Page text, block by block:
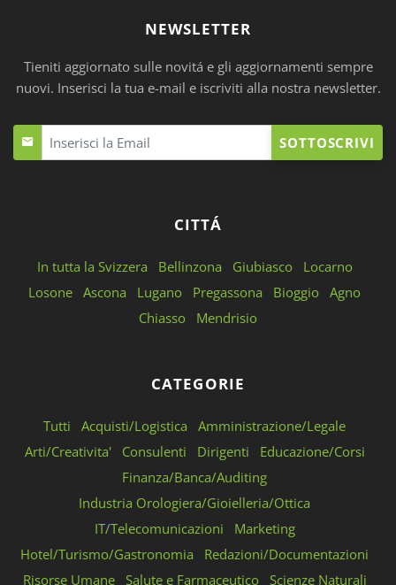
NEWSLETTER
Tieniti aggiornato sulle novitá e gli aggiornamenti sempre
nuovi. Inserisci la tua e-mail e iscriviti alla nostra newsletter.
SOTTOSCRIVI
CITTÁ
In tutta la Svizzera Bellinzona Giubiasco
Locarno
Losone Ascona Lugano Pregassona Bioggio Agno
Chiasso
Mendrisio
CATEGORIE
Tutti Acquisti/Logistica
Amministrazione/Legale
Arti/Creativita'
Consulenti Dirigenti
Educazione/Corsi
Finanza/Banca/Auditing
Industria Orologiera/Gioielleria/Ottica
IT/Telecomunicazioni
Marketing
Hotel/Turismo/Gastronomia
Redazioni/Documentazioni
Risorse Umane
Salute e Farmaceutico Scienze Naturali